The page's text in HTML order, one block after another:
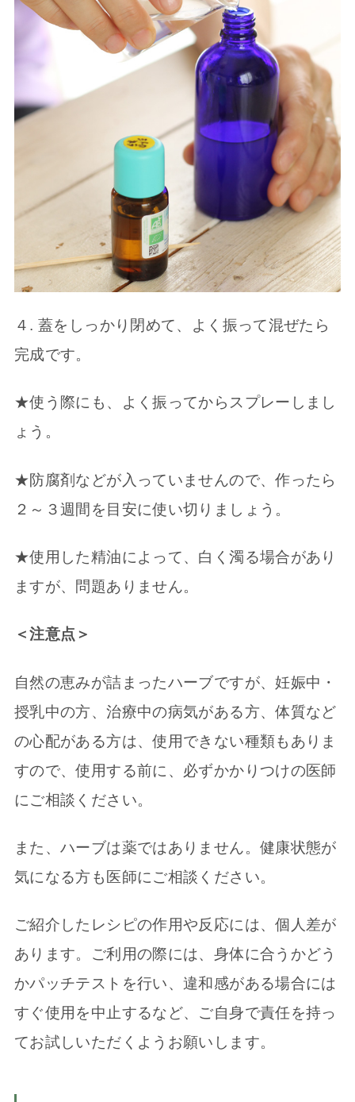
４. 蓋をしっかり閉めて、よく振って混ぜたら
完成です。
★使う際にも、よく振ってからスプレーしまし
ょう。
★防腐剤などが入っていませんので、作ったら
２～３週間を目安に使い切りましょう。
★使用した精油によって、白く濁る場合があり
ますが、問題ありません。
＜注意点＞
自然の恵みが詰まったハーブですが、妊娠中・
授乳中の方、治療中の病気がある方、体質など
の心配がある方は、使用できない種類もありま
すので、使用する前に、必ずかかりつけの医師
にご相談ください。
また、ハーブは薬ではありません。健康状態が
気になる方も医師にご相談ください。
ご紹介したレシピの作用や反応には、個人差が
あります。ご利用の際には、身体に合うかどう
かパッチテストを行い、違和感がある場合には
すぐ使用を中止するなど、ご自身で責任を持っ
てお試しいただくようお願いします。